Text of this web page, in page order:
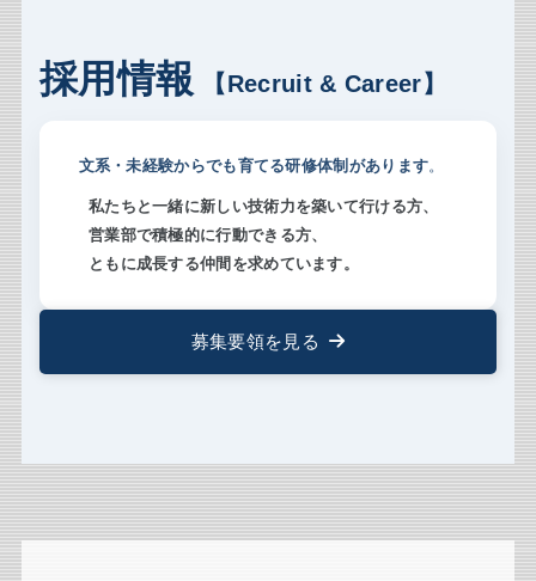
採用情報 【Recruit & Career】
文系・未経験からでも育てる研修体制があります。
私たちと一緒に新しい技術力を築いて行ける方、
営業部で積極的に行動できる方、
ともに成長する仲間を求めています。
募集要領を見る